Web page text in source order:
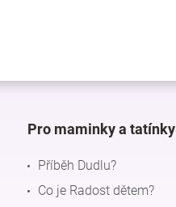
Pro maminky a tatínky
Příběh Dudlu?
Co je Radost dětem?